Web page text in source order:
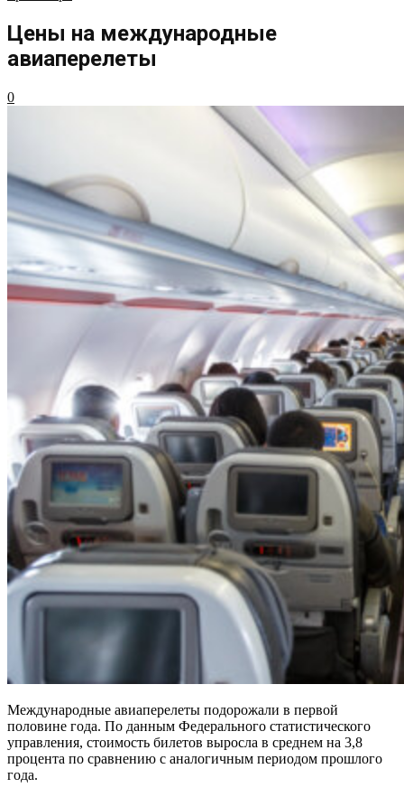
Цены на международные
авиаперелеты
0
Международные авиаперелеты подорожали в первой
половине года. По данным Федерального статистического
управления, стоимость билетов выросла в среднем на 3,8
процента по сравнению с аналогичным периодом прошлого
года.